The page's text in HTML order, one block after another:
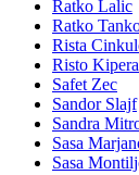
Ratko Lalic
Ratko
Rista
Risto
Safet Zec
Sandor Slajf
Sandra
Sasa
Sasa